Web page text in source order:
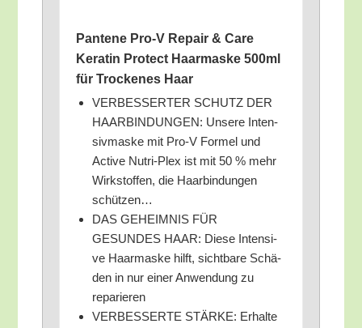
Pan­te­ne Pro‑V Repair & Care
Kera­tin Pro­tect Haar­mas­ke 500ml
für Tro­cke­nes Haar
VERBESSERTER SCHUTZ DER
HAARBINDUNGEN: Unse­re Inten­
siv­mas­ke mit Pro‑V For­mel und
Acti­ve Nut­ri-Plex ist mit 50 % mehr
Wirk­stof­fen, die Haar­bin­dun­gen
schützen…
DAS GEHEIMNIS FÜR
GESUNDES HAAR: Die­se Inten­si­
ve Haar­mas­ke hilft, sicht­ba­re Schä­
den in nur einer Anwen­dung zu
reparieren
VERBESSERTE STÄRKE: Erhal­te